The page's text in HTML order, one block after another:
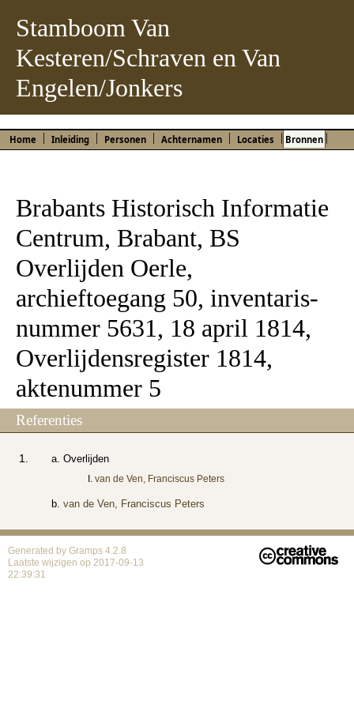
Stamboom Van
Kesteren/Schraven en Van
Engelen/Jonkers
Home Inleiding Personen Achternamen Locaties Bronnen
Brabants Historisch Informatie
Centrum, Brabant, BS
Overlijden Oerle,
archieftoegang 50, inventaris­
num­mer 5631, 18 april 1814,
Overlijdensregister 1814,
aktenummer 5
Referenties
Overlijden
van de Ven, Franciscus Peters
van de Ven, Franciscus Peters
Generated by Gramps 4.2.8
Laatste wijzigen op 2017-09-13
22:39:31